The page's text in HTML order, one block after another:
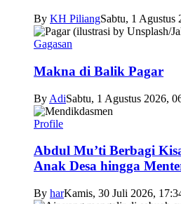
By KH PiliangSabtu, 1 Agustus
Gagasan
Makna di Balik Pagar
By AdiSabtu, 1 Agustus 2026,
Profile
Abdul Mu’ti Berbagi
Anak Desa hingga
By harKamis, 30 Juli 2026,